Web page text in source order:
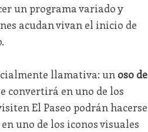
un programa variado y
acudan vivan el inicio de
llamativa: un oso de
convertirá en uno de los
El Paseo podrán hacerse
uno de los iconos visuales